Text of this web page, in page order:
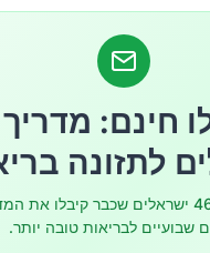
לתזונה
הצטרפו ל-46,000 ישראלים שכבר קיבלו
שבועיים לבריאות טובה יותר.